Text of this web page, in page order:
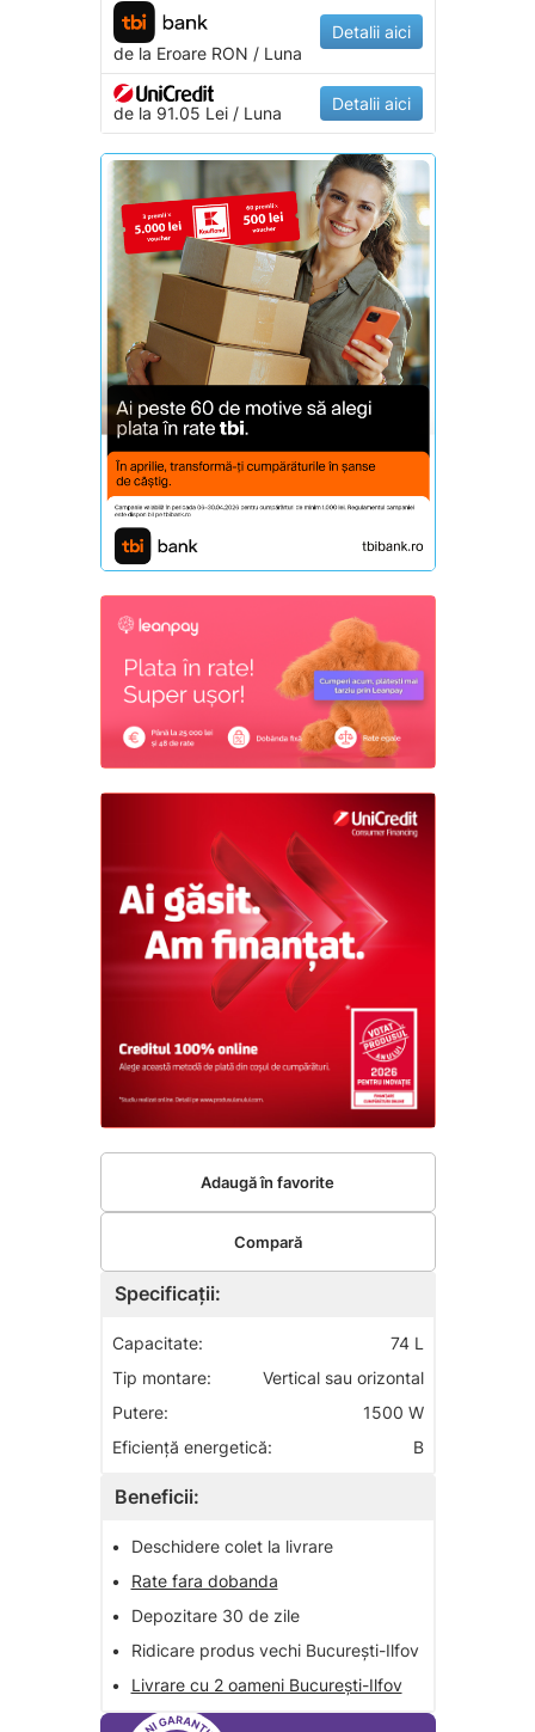
Specificații:
Capacitate:
74 L
Tip montare:
Vertical sau orizontal
Putere:
1500 W
Eficiență energetică:
B
Beneficii:
•
Deschidere colet la livrare
•
Rate fara dobanda
•
Depozitare 30 de zile
•
Ridicare produs vechi București-Ilfov
•
Livrare cu 2 oameni București-Ilfov
de la EroareRON / Luna
Detalii aici
de la 91.05 Lei / Luna Detalii aici
Adaugă în favorite
Compară